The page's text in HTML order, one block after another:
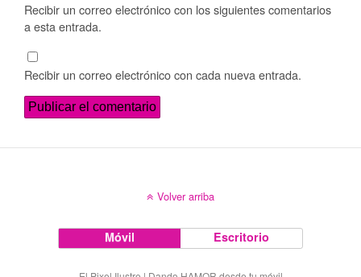
Recibir un correo electrónico con los siguientes comentarios
a esta entrada.
Recibir un correo electrónico con cada nueva entrada.
Volver arriba
Móvil Escritorio